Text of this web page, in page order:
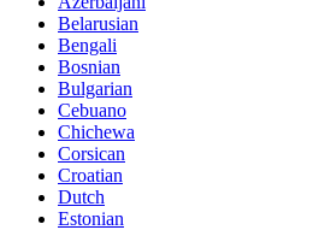
Belarusian
Bengali
Bosnian
Bulgarian
Cebuano
Chichewa
Corsican
Croatian
Dutch
Estonian